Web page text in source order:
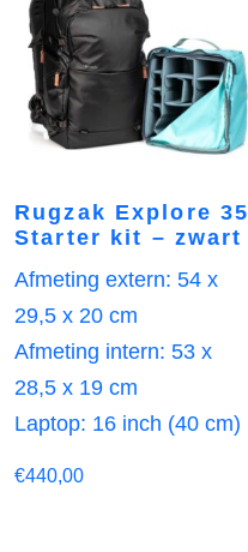
Rugzak Explore 35
Starter kit – zwart
Afmeting extern: 54 x
29,5 x 20 cm
Afmeting intern: 53 x
28,5 x 19 cm
Laptop: 16 inch (40 cm)
€440,00